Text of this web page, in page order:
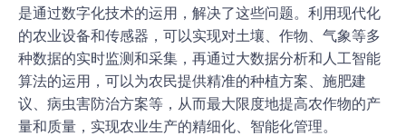
是通过数字化技术的运用，解决了这些问题。利用现代化
的农业设备和传感器，可以实现对土壤、作物、气象等多
种数据的实时监测和采集，再通过大数据分析和人工智能
算法的运用，可以为农民提供精准的种植方案、施肥建
议、病虫害防治方案等，从而最大限度地提高农作物的产
量和质量，实现农业生产的精细化、智能化管理。